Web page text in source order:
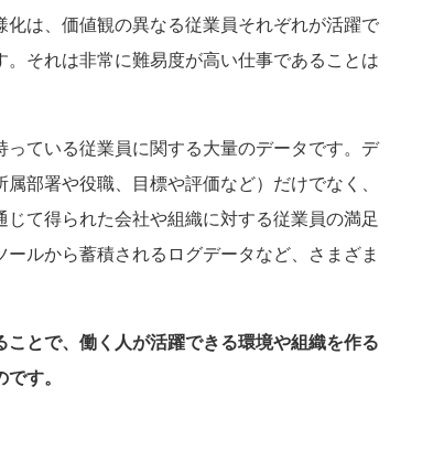
は、価値観の異なる従業員それぞれが活躍で
それは非常に難易度が高い仕事であることは
ている従業員に関する大量のデータです。デ
部署や役職、目標や評価など）だけでなく、
て得られた会社や組織に対する従業員の満足
ルから蓄積されるログデータなど、さまざま
とで、働く人が活躍できる環境や組織を作る
す。